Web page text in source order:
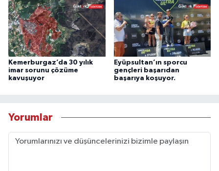
Kemerburgaz’da 30 yılık
imar sorunu çözüme
kavuşuyor
Eyüpsultan’ın sporcu
gençleri başarıdan
başarıya koşuyor.
Yorumlar